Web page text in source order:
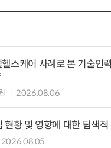
스케어 사례로 본 기술인
2026.08.06
현황 및 영향에 대한 탐색적
2026.08.05